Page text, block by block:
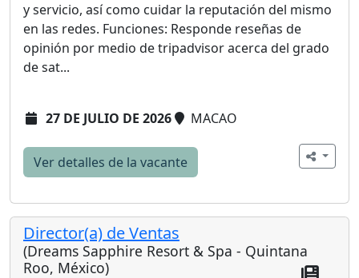
y servicio, así como cuidar la reputación del mismo
en las redes. Funciones: Responde reseñas de
opinión por medio de tripadvisor acerca del grado
de sat...
27 DE JULIO DE 2026 MACAO
Ver detalles de la vacante
Director(a) de Ventas
(Dreams Sapphire Resort & Spa - Quintana
Roo, México)